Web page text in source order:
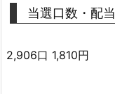
当選口数・配
2,906口 1,810円